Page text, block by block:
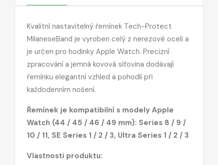
Kvalitní nastavitelný řemínek Tech-Protect
MilaneseBand je vyroben celý z nerezové oceli a
je určen pro hodinky Apple Watch. Precizní
zpracování a jemná kovová síťovina dodávají
řemínku elegantní vzhled a pohodlí při
každodenním nošení.
Řemínek je kompatibilní s modely Apple
Watch (44 / 45 / 46 / 49 mm): Series 8 / 9 /
10 / 11, SE Series 1 / 2 / 3, Ultra Series 1 / 2 / 3
Vlastnosti produktu: